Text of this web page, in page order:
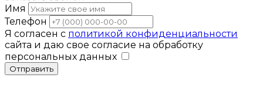
Имя
Телефон
Я согласен с политикой конфиденциальности
сайта и даю свое согласие на обработку
персональных данных
Отправить